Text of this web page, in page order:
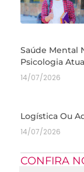
Saúde Mental
Psicologia
14/07/2026
Logística Ou
14/07/2026
CONFIRA